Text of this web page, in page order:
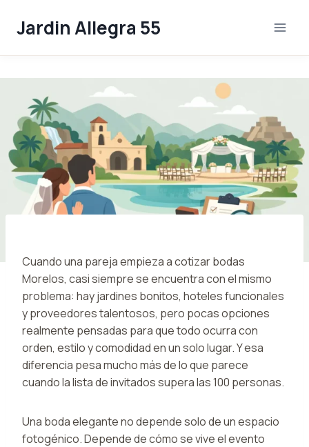
Jardin Allegra 55
Cuando una pareja empieza a cotizar bodas
Morelos, casi siempre se encuentra con el mismo
problema: hay jardines bonitos, hoteles funcionales
y proveedores talentosos, pero pocas opciones
realmente pensadas para que todo ocurra con
orden, estilo y comodidad en un solo lugar. Y esa
diferencia pesa mucho más de lo que parece
cuando la lista de invitados supera las 100 personas.
Una boda elegante no depende solo de un espacio
fotogénico. Depende de cómo se vive el evento